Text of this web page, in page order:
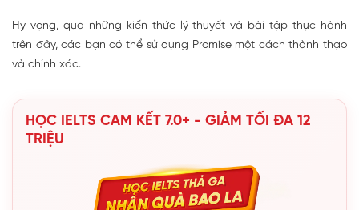
Hy vọng, qua những kiến thức lý thuyết và bài tập thực hành
trên đây, các bạn có thể sử dụng Promise một cách thành thạo
và chính xác.
HỌC IELTS CAM KẾT 7.0+ - GIẢM TỐI ĐA 12
TRIỆU